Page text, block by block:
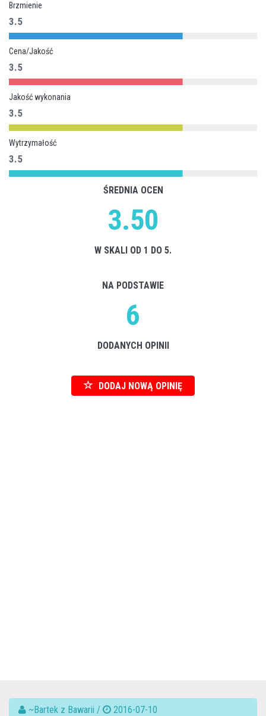
Brzmienie
3.5
Cena/Jakość
3.5
Jakość wykonania
3.5
Wytrzymałość
3.5
ŚREDNIA OCEN
3.50
W SKALI OD 1 DO 5.
NA PODSTAWIE
6
DODANYCH OPINII
DODAJ NOWĄ OPINIĘ
~Bartek z Bawarii / 2016-07-10